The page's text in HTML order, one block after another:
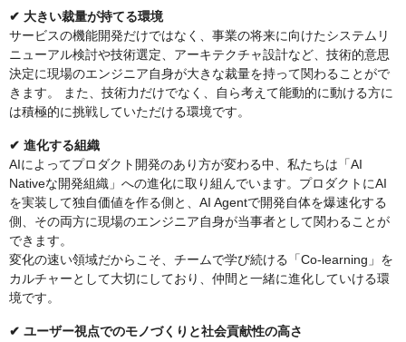
✔︎ 大きい裁量が持てる環境
サービスの機能開発だけではなく、事業の将来に向けたシステムリ
ニューアル検討や技術選定、アーキテクチャ設計など、技術的意思
決定に現場のエンジニア自身が大きな裁量を持って関わることがで
きます。 また、技術力だけでなく、自ら考えて能動的に動ける方に
は積極的に挑戦していただける環境です。
✔︎ 進化する組織
AIによってプロダクト開発のあり方が変わる中、私たちは「AI
Nativeな開発組織」への進化に取り組んでいます。プロダクトにAI
を実装して独自価値を作る側と、AI Agentで開発自体を爆速化する
側、その両方に現場のエンジニア自身が当事者として関わることが
できます。
変化の速い領域だからこそ、チームで学び続ける「Co-learning」を
カルチャーとして大切にしており、仲間と一緒に進化していける環
境です。
✔︎ ユーザー視点でのモノづくりと社会貢献性の高さ